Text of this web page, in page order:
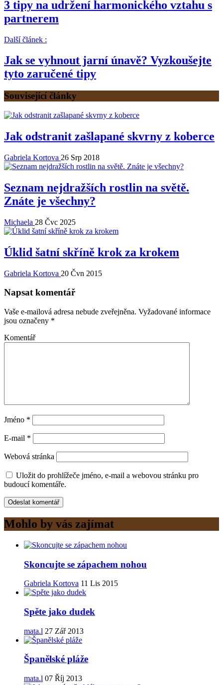
3 tipy na udržení harmonického vztahu s
partnerem
Další článek :
Jak se vyhnout jarní únavě? Vyzkoušejte
tyto zaručené tipy
Související články
Jak odstranit zašlapané skvrny z koberce
Gabriela Kortova 26 Srp 2018
Seznam nejdražších rostlin na světě.
Znáte je všechny?
Michaela 28 Čvc 2025
Úklid šatní skříně krok za krokem
Gabriela Kortova 20 Čvn 2015
Napsat komentář
Vaše e-mailová adresa nebude zveřejněna. Vyžadované informace
jsou označeny *
Komentář
Jméno *
E-mail *
Webová stránka
Uložit do prohlížeče jméno, e-mail a webovou stránku pro
budoucí komentáře.
Mohlo by vás zajímat
Skoncujte se zápachem nohou
Gabriela Kortova 11 Lis 2015
Spěte jako dudek
mata.l 27 Zář 2013
Španělské pláže
mata.l 07 Říj 2013